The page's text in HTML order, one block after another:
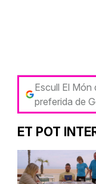
Escull El
preferida de
ET POT